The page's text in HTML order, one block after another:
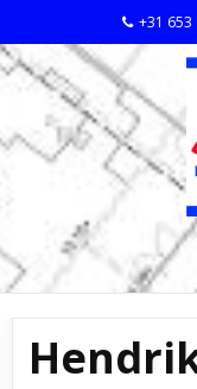
+31 653